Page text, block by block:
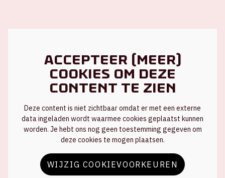
Accepteer (meer)
cookies om deze
content te zien
Deze content is niet zichtbaar omdat er met een externe
data ingeladen wordt waarmee cookies geplaatst kunnen
worden. Je hebt ons nog geen toestemming gegeven om
deze cookies te mogen plaatsen.
WIJZIG COOKIEVOORKEUREN